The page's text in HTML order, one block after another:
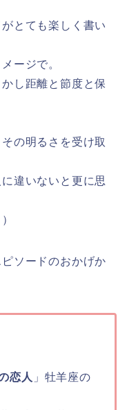
とても楽しく書い
ージで。
し距離と節度と保
の明るさを受け取
違いないと更に思
ソードのおかげか
恋人 」牡羊座の